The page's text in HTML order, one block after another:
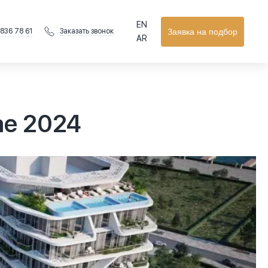
78 61 Заказать звонок Заявка на подбор
EN
AR
2024